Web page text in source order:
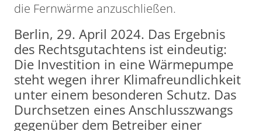
die Fernwärme anzuschließen.
Berlin, 29. April 2024. Das Ergebnis
des Rechtsgutachtens ist eindeutig:
Die Investition in eine Wärmepumpe
steht wegen ihrer Klimafreundlichkeit
unter einem besonderen Schutz. Das
Durchsetzen eines Anschlusszwangs
gegenüber dem Betreiber einer